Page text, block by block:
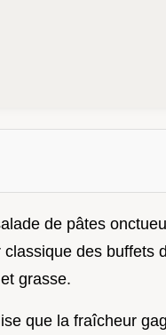
de pâtes
des buffets
grasse.
que la fraîcheur